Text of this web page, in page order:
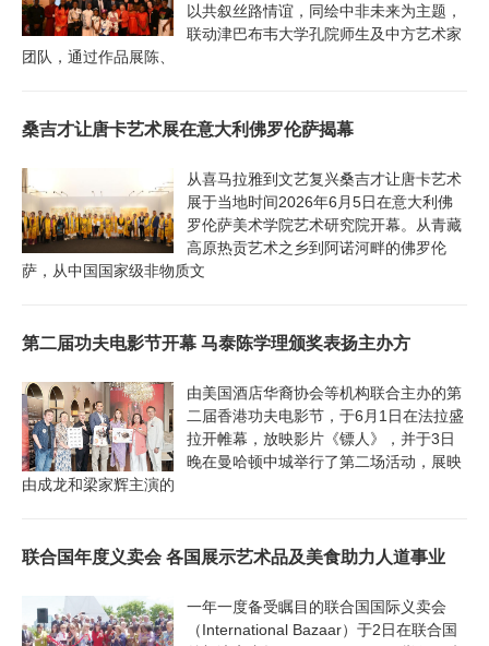
以共叙丝路情谊，同绘中非未来为主题，
联动津巴布韦大学孔院师生及中方艺术家
团队，通过作品展陈、
桑吉才让唐卡艺术展在意大利佛罗伦萨揭幕
从喜马拉雅到文艺复兴桑吉才让唐卡艺术
展于当地时间2026年6月5日在意大利佛
罗伦萨美术学院艺术研究院开幕。从青藏
高原热贡艺术之乡到阿诺河畔的佛罗伦
萨，从中国国家级非物质文
第二届功夫电影节开幕 马泰陈学理颁奖表扬主办方
由美国酒店华裔协会等机构联合主办的第
二届香港功夫电影节，于6月1日在法拉盛
拉开帷幕，放映影片《镖人》，并于3日
晚在曼哈顿中城举行了第二场活动，展映
由成龙和梁家辉主演的
联合国年度义卖会 各国展示艺术品及美食助力人道事业
一年一度备受瞩目的联合国国际义卖会
（International Bazaar）于2日在联合国